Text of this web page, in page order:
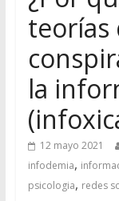
teorías
la
12 mayo 2021
infodemia,
psicologia, redes